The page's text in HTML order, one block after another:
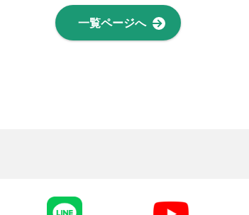
一覧ページへ